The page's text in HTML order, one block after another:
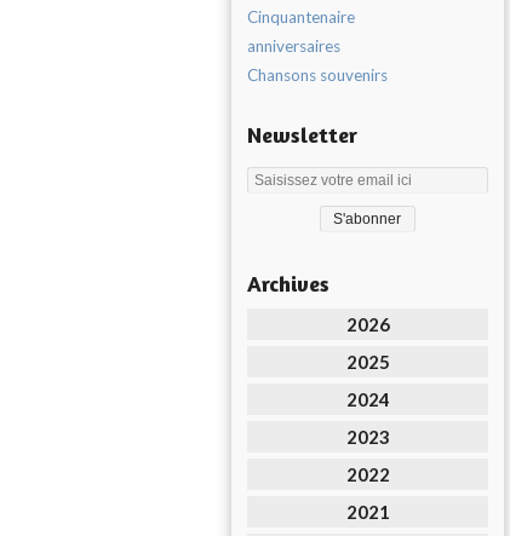
Cinquantenaire
anniversaires
Chansons souvenirs
Newsletter
Archives
2026
2025
2024
2023
2022
2021